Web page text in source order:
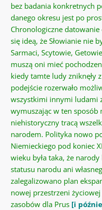
bez badania konkretnych
danego okresu jest po
Chronologiczne datowanie
się ideą, że Słowianie nie
Sarmaci, Scytowie,
muszą oni mieć
kiedy tamte ludy zniknęły
podejście rozerwało
wszystkimi innymi ludami
wymuszając w ten sposób
niehistoryczny tracą
narodem. Polityka nowo
Niemieckiego pod koniec
wieku była taka, że
statusu narodu ani
zalegalizowano plan
nowej przestrzeni
zasobów dla Prus[i